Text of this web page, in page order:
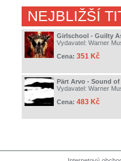
NEJBLIŽŠÍ
Girlschool - Guilty
Vydavatel: Warner
Cena: 351 Kč
Pärt Arvo - Sound
Vydavatel: Warner
Cena: 483 Kč